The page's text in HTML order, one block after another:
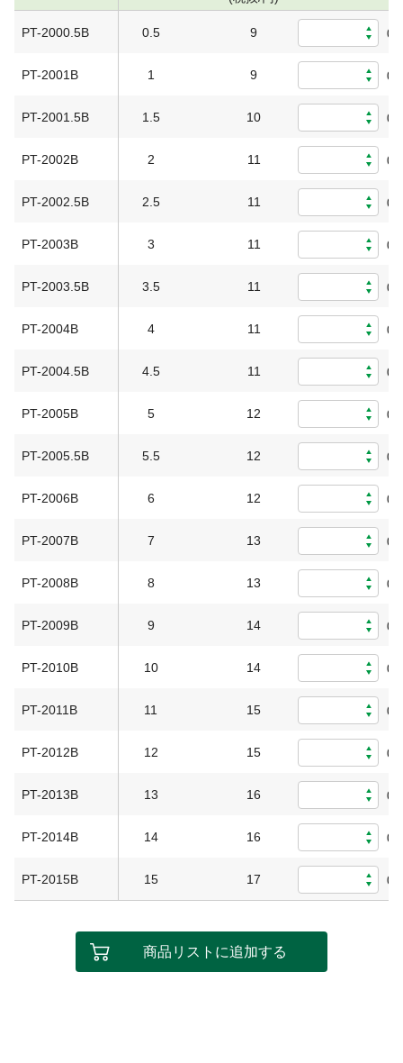
PT-2000.5B 0.5 9 0
PT-2001B 1 9 0
PT-2001.5B 1.5 10 0
PT-2002B 2 11 0
PT-2002.5B 2.5 11 0
PT-2003B 3 11 0
PT-2003.5B 3.5 11 0
PT-2004B 4 11 0
PT-2004.5B 4.5 11 0
PT-2005B 5 12 0
PT-2005.5B 5.5 12 0
PT-2006B 6 12 0
PT-2007B 7 13 0
PT-2008B 8 13 0
PT-2009B 9 14 0
PT-2010B 10 14 0
PT-2011B 11 15 0
PT-2012B 12 15 0
PT-2013B 13 16 0
PT-2014B 14 16 0
PT-2015B 15 17 0
商品リストに追加する